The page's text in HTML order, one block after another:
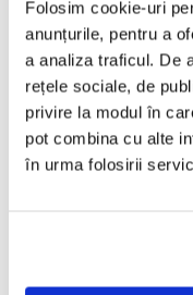
Folosim cookie-uri
anunțurile, pentru a
a analiza traficul. De
rețele sociale, de
privire la modul în
pot combina cu alte
în urma folosirii
Informatii conformitate
Review-uri (0)